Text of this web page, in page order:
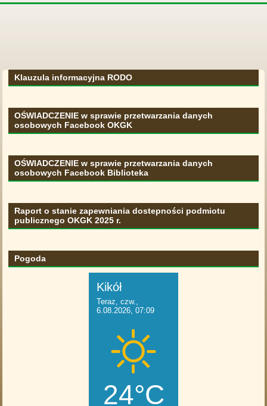
Klauzula informacyjna RODO
OŚWIADCZENIE w sprawie przetwarzania danych
osobowych Facebook OKGK
OŚWIADCZENIE w sprawie przetwarzania danych
osobowych Facebook Biblioteka
Raport o stanie zapewniania dostepności podmiotu
publicznego OKGK 2025 r.
Pogoda